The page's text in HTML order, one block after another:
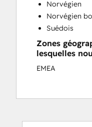
Norvégien
Norvégien
Suédois
Zones
lesquelles
EMEA